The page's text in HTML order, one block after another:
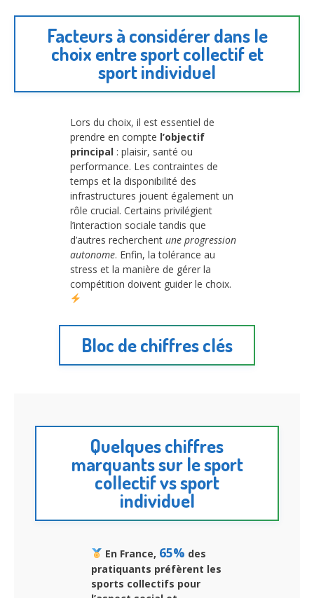
Facteurs à considérer dans le
choix entre sport collectif et
sport individuel
Lors du choix, il est essentiel de
prendre en compte l’objectif
principal : plaisir, santé ou
performance. Les contraintes de
temps et la disponibilité des
infrastructures jouent également un
rôle crucial. Certains privilégient
l’interaction sociale tandis que
d’autres recherchent une progression
autonome. Enfin, la tolérance au
stress et la manière de gérer la
compétition doivent guider le choix.
Bloc de chiffres clés
Quelques chiffres
marquants sur le sport
collectif vs sport
individuel
En France, 65% des
pratiquants préfèrent les
sports collectifs pour